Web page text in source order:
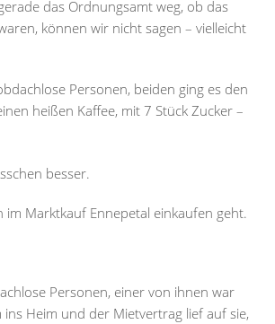
das Ordnungsamt weg, ob das
können wir nicht sagen – vielleicht
Personen, beiden ging es den
heißen Kaffee, mit 7 Stück Zucker –
besser.
Marktkauf Ennepetal einkaufen geht.
Personen, einer von ihnen war
Heim und der Mietvertrag lief auf sie,